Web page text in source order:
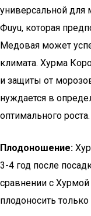
универсальной для
Фuyu, которая
Медовая может
климата. Хурма
и защиты от
нуждается в
оптимального роста.
Плодоношение:
3-4 год после
сравнении с
плодоносить